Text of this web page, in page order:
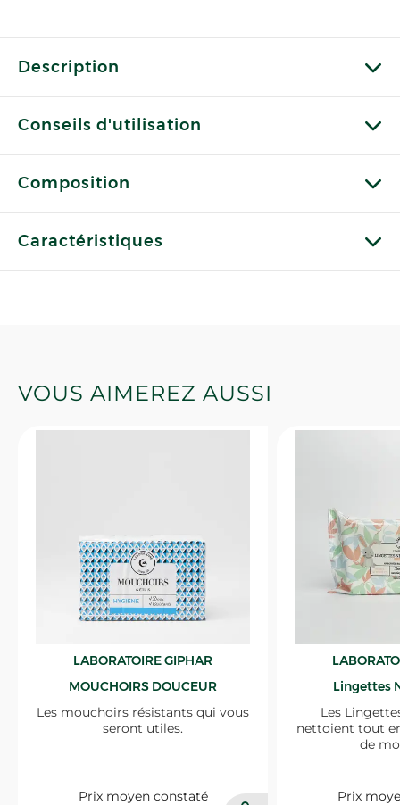
Description
Conseils d'utilisation
Composition
Caractéristiques
VOUS AIMEREZ AUSSI
LABORATOIRE GIPHAR
MOUCHOIRS DOUCEUR
Les mouchoirs résistants qui vous
seront utiles.
Prix moyen constaté
Lingettes
Les
nettoient tout
de
Prix